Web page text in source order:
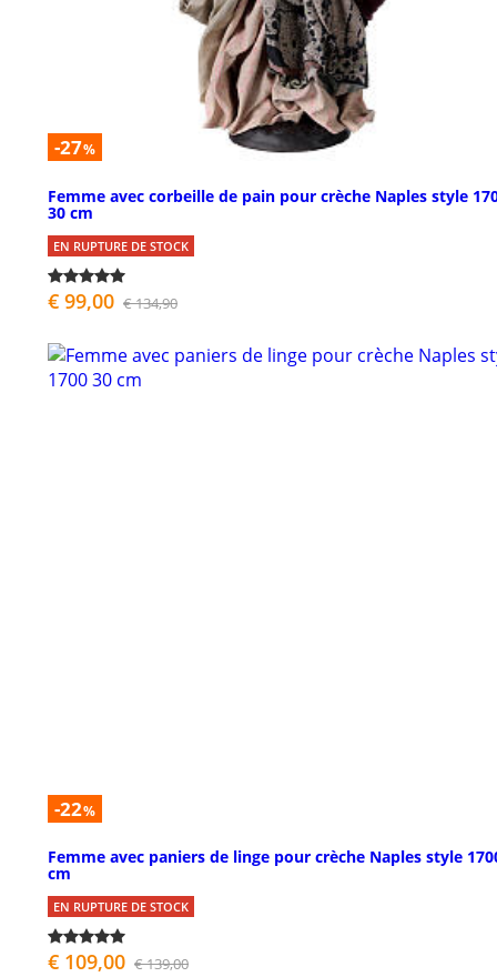
-27%
Femme avec corbeille de pain pour crèche Naples style
30 cm
EN RUPTURE DE STOCK
€ 99,00 € 134,90
-22%
Femme avec paniers de linge pour crèche Naples style
cm
EN RUPTURE DE STOCK
€ 109,00 € 139,00